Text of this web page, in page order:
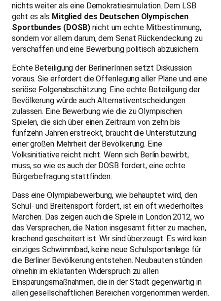
nichts weiter als eine Demokratiesimulation. Dem LSB
geht es als Mitglied des Deutschen Olympischen
Sportbundes (DOSB)nicht um echte Mitbestimmung,
sondern vor allem darum, dem Senat Rückendeckung zu
verschaffen und eine Bewerbung politisch abzusichern.
Echte Beteiligung der BerlinerInnen setzt Diskussion
voraus. Sie erfordert die Offenlegung aller Pläne und eine
seriöse Folgenabschätzung. Eine echte Beteiligung der
Bevölkerung würde auch Alternativentscheidungen
zulassen. Eine Bewerbung wie die zu Olympischen
Spielen, die sich über einen Zeitraum von zehn bis
fünfzehn Jahren erstreckt, braucht die Unterstützung
einer großen Mehrheit der Bevölkerung. Eine
Volksinitiative reicht nicht. Wenn sich Berlin bewirbt,
muss, so wie es auch der DOSB fordert, eine echte
Bürgerbefragung stattfinden.
Dass eine Olympiabewerbung, wie behauptet wird, den
Schul- und Breitensport fördert, ist ein oft wiederholtes
Märchen. Das zeigen auch die Spiele in London 2012, wo
das Versprechen, die Nation insgesamt fitter zu machen,
krachend gescheitert ist. Wir sind überzeugt: Es wird kein
einziges Schwimmbad, keine neue Schulsportanlage für
die Berliner Bevölkerung entstehen. Neubauten stünden
ohnehin im eklatanten Widerspruch zu allen
Einsparungsmaßnahmen, die in der Stadt gegenwärtig in
allen gesellschaftlichen Bereichen vorgenommen werden.